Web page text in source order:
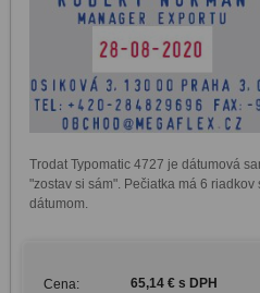
Trodat Typomatic 4727 je dátumová
"zostav si sám". Pečiatka má 6
dátumom.
Cena: 65,14 € s DPH